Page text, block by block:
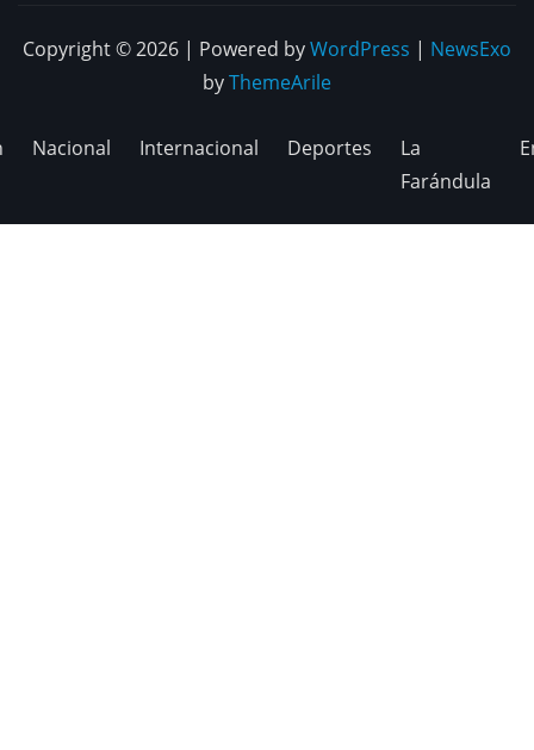
Copyright © 2026 | Powered byWordPress | NewsExo
byThemeArile
Nacional Internacional Deportes
La
Farándula